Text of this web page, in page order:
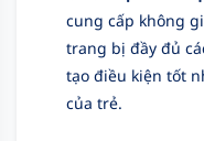
cung cấp không
trang bị đầy đủ
tạo điều kiện tốt
của trẻ.